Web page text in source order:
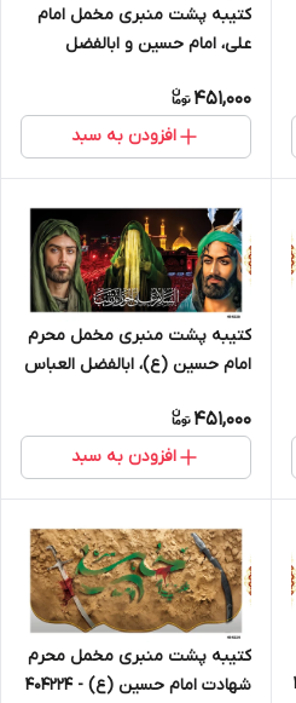
کتیبه پشت منبری مخمل امام
علی، امام حسین و ابالفضل
451,000
افزودن به سبد
کتیبه پشت منبری مخمل محرم
امام حسین (ع)، ابالفضل العباس
404226
451,000
افزودن به سبد
کتیبه پشت منبری مخمل محرم
شهادت امام حسین (ع) - 404224